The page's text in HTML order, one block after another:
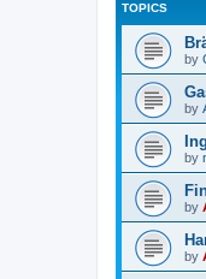
TOPICS
by
by
by
by
by